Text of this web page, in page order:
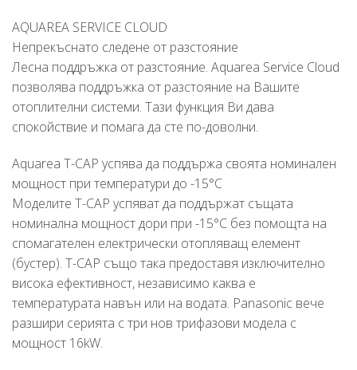
AQUAREA SERVICE CLOUD
Непрекъснато следене от разстояние
Лесна поддръжка от разстояние. Aquarea Service Cloud
позволява поддръжка от разстояние на Вашите
отоплителни системи. Тази функция Ви дава
спокойствие и помага да сте по-доволни.
Aquarea T-CAP успява да поддържа своята номинален
мощност при температури до -15°C
Моделите T-CAP успяват да поддържат същата
номинална мощност дори при -15°C без помощта на
спомагателен електрически отопляващ елемент
(бустер). T-CAP също така предоставя изключително
висока ефективност, независимо каква е
температурата навън или на водата. Panasonic вече
разшири серията с три нов трифазови модела с
мощност 16kW.